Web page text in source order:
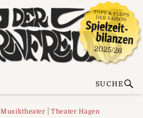
SUCHE
Musiktheater Theater Hagen